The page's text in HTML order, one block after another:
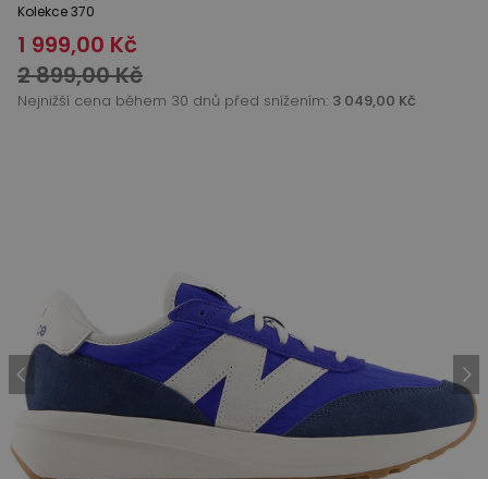
Kolekce 370
1 999,00 Kč
2 899,00 Kč
Nejnižší cena během 30 dnů před snížením: 3 049,00 Kč